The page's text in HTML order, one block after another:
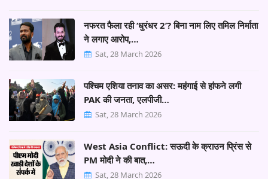
नफरत फैला रही ‘धुरंधर 2’? बिना नाम लिए तमिल निर्माता
ने लगाए आरोप,…
Sat, 28 March 2026
पश्चिम एशिया तनाव का असर: महंगाई से हांफने लगी
PAK की जनता, एलपीजी…
Sat, 28 March 2026
West Asia Conflict: सऊदी के क्राउन प्रिंस से
PM मोदी ने की बात,…
Sat, 28 March 2026